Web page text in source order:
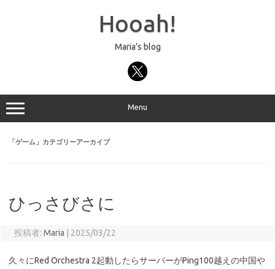
Hooah!
Maria’s blog
Menu
「ゲーム 」カテゴリーアーカイブ
ひっさびさに
投稿者: Maria 2025/03/22
久々にRed Orchestra 2起動したらサーバーがPing100越えの中国や